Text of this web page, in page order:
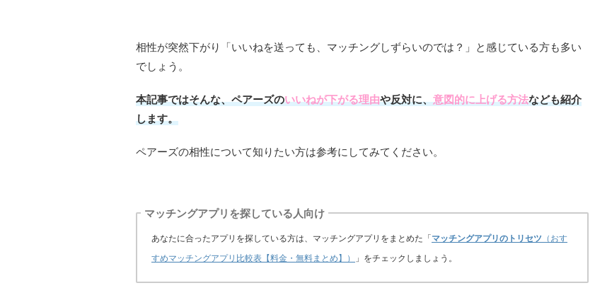
相性が突然下がり「いいねを送っても、マッチングしずらいのでは？」と感じている方も多い
でしょう。
本記事ではそんな、ペアーズのいいねが下がる理由や反対に、意図的に上げる方法なども紹介
します。
ペアーズの相性について知りたい方は参考にしてみてください。
マッチングアプリを探している人向け
あなたに合ったアプリを探している方は、マッチングアプリをまとめた「マッチングアプリのトリセツ （おす
すめマッチングアプリ比較表【料金・無料まとめ】）
」をチェックしましょう。